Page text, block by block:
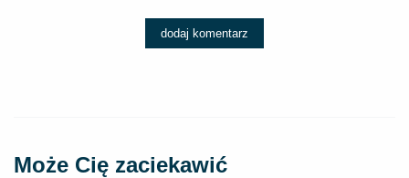
dodaj komentarz
Może Cię zaciekawić